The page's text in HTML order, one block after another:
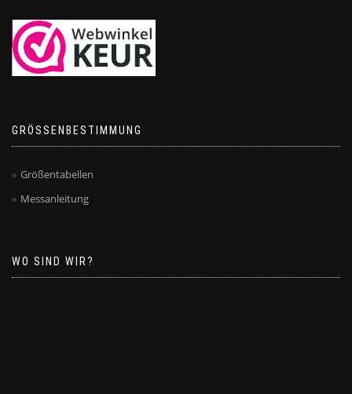
GRÖSSENBESTIMMUNG
Größentabellen
Messanleitung
WO SIND WIR?